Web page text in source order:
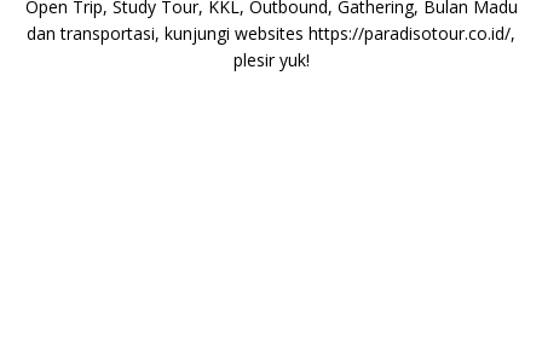
Open Trip, Study Tour, KKL, Outbound, Gathering, Bulan Madu
dan transportasi, kunjungi websites https://paradisotour.co.id/,
plesir yuk!